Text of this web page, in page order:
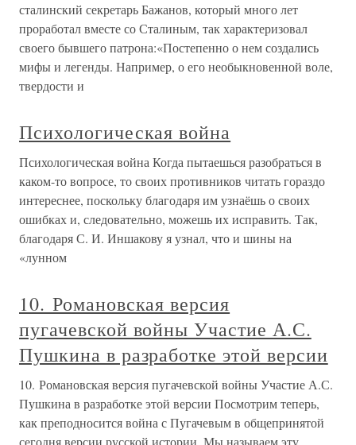
сталинский секретарь Бажанов, который много лет
проработал вместе со Сталиным, так характеризовал
своего бывшего патрона:«Постепенно о нем создались
мифы и легенды. Например, о его необыкновенной воле,
твердости и
Психологическая война
Психологическая война Когда пытаешься разобраться в
каком-то вопросе, то своих противников читать гораздо
интереснее, поскольку благодаря им узнаёшь о своих
ошибках и, следовательно, можешь их исправить. Так,
благодаря С. И. Иншакову я узнал, что и шины на
«лунном
10. Романовская версия
пугачевской войны Участие А.С.
Пушкина в разработке этой версии
10. Романовская версия пугачевской войны Участие А.С.
Пушкина в разработке этой версии Посмотрим теперь,
как преподносится война с Пугачевым в общепринятой
сегодня версии русской истории. Мы называем эту